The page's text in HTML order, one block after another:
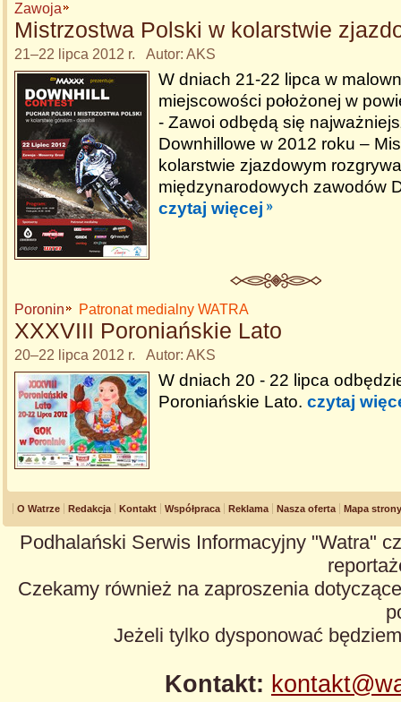
Zawoja
Mistrzostwa Polski w kolarstwie
21–22 lipca 2012 r. Autor: AKS
W dniach 21-22 lipca w
miejscowości położonej w
- Zawoi odbędą się
Downhillowe w 2012 roku –
kolarstwie zjazdowym
międzynarodowych zawodów
czytaj więcej
Poronin Patronat medialny WATRA
XXXVIII Poroniańskie Lato
20–22 lipca 2012 r. Autor: AKS
W dniach 20 - 22 lipca
Poroniańskie Lato. czytaj
O Watrze Redakcja Kontakt Współpraca Reklama Nasza oferta Mapa strony
Podhalański Serwis Informacyjny "Watra"
Czekamy również na zaproszenia
Jeżeli tylko dysponować
Kontakt: